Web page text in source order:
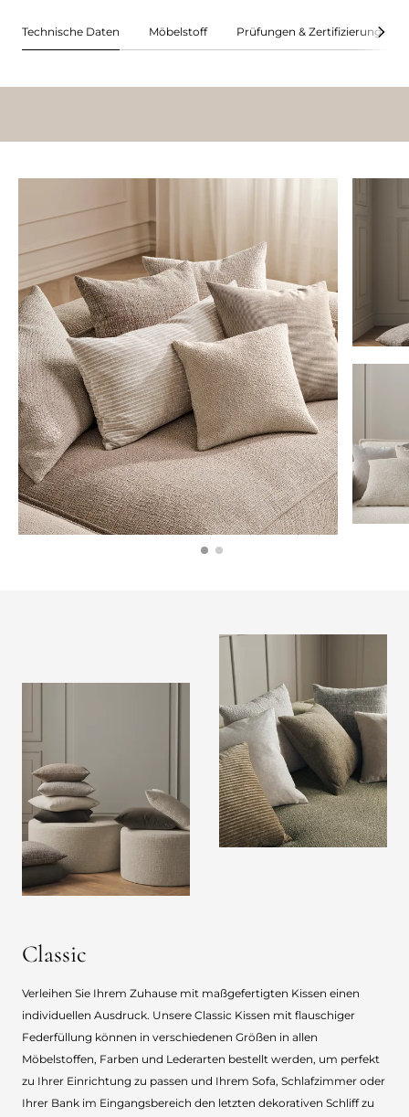
Technische Daten Möbelstoff Prüfungen & Zertifizierungen
Classic
Verleihen Sie Ihrem Zuhause mit maßgefertigten Kissen einen
individuellen Ausdruck. Unsere Classic Kissen mit flauschiger
Federfüllung können in verschiedenen Größen in allen
Möbelstoffen, Farben und Lederarten bestellt werden, um perfekt
zu Ihrer Einrichtung zu passen und Ihrem Sofa, Schlafzimmer oder
Ihrer Bank im Eingangsbereich den letzten dekorativen Schliff zu